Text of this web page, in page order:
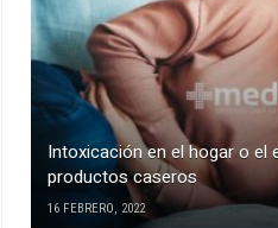
Intoxicación en el hogar o el
productos caseros
16 FEBRERO, 2022